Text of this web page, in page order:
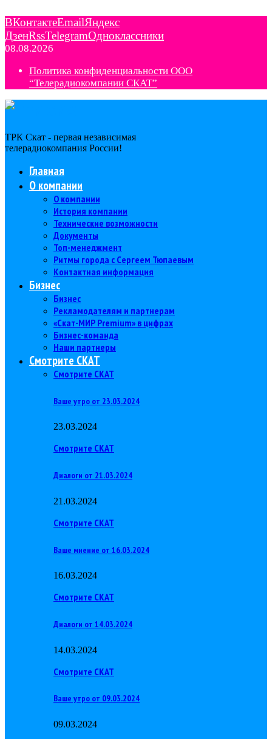
ВКонтактеEmailЯндекс
ДзенRssTelegramОдноклассники
08.08.2026
Политика конфиденциальности ООО
“Телерадиокомпании СКАТ”
ТРК Скат - первая независимая
телерадиокомпания Роcсии!
Главная
О компании
О компании
История компании
Технические возможности
Документы
Топ-менеджмент
Ритмы города с Сергеем Тюпаевым
Контактная информация
Бизнес
Бизнес
Рекламодателям и партнерам
«Скат-МИР Premium» в цифрах
Бизнес-команда
Наши партнеры
Смотрите СКАТ
Смотрите СКАТ
Ваше утро от 23.03.2024
23.03.2024
Смотрите СКАТ
Диалоги от 21.03.2024
21.03.2024
Смотрите СКАТ
Ваше мнение от 16.03.2024
16.03.2024
Смотрите СКАТ
Диалоги от 14.03.2024
14.03.2024
Смотрите СКАТ
Ваше утро от 09.03.2024
09.03.2024